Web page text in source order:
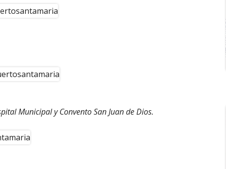
Municipal y Convento San Juan de Dios.